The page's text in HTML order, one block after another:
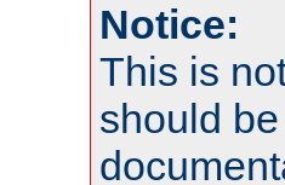
Notice:
This is
should